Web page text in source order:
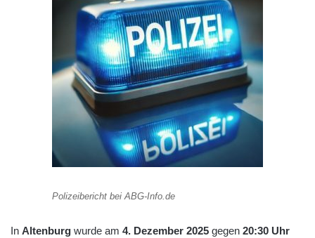
Polizeibericht bei ABG-Info.de
In Altenburg wurde am 4. Dezember 2025 gegen 20:30 Uhr